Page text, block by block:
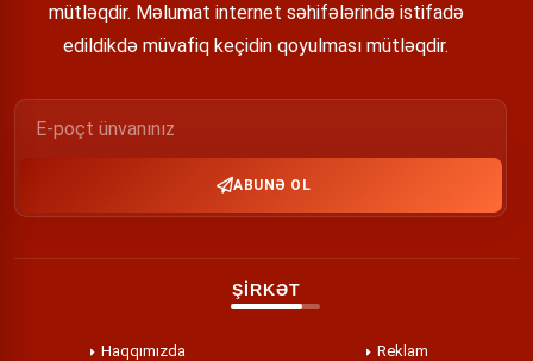
mütləqdir. Məlumat internet səhifələrində istifadə
edildikdə müvafiq keçidin qoyulması mütləqdir.
ABUNƏ OL
ŞİRKƏT
Haqqımızda Reklam